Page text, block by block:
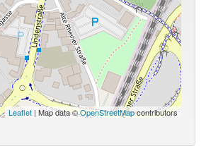
Leaflet | Map data ©OpenStreetMapcontributors